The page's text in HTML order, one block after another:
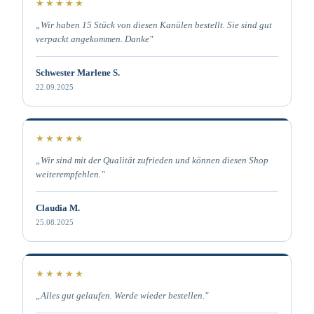
★★★★★
„Wir haben 15 Stück von diesen Kanülen bestellt. Sie sind gut
verpackt angekommen. Danke"
Schwester Marlene S.
22.09.2025
★★★★★
„Wir sind mit der Qualität zufrieden und können diesen Shop
weiterempfehlen."
Claudia M.
25.08.2025
★★★★★
„Alles gut gelaufen. Werde wieder bestellen."